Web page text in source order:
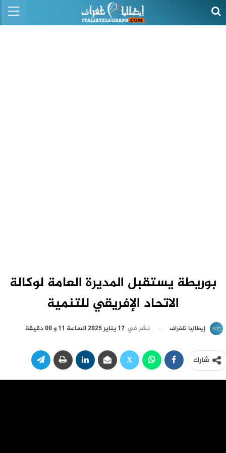
بوريطة يستقبل المديرة العامة لوكالة
الاتحاد الإفريقي للتنمية
إيطاليا تلغراف نشر في 17 يناير 2025 الساعة 11 و 00 دقيقة
شارك